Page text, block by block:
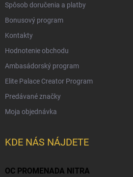
Spôsob doručenia a platby
Bonusový program
Kontakty
Hodnotenie obchodu
Ambasádorský program
Elite Palace Creator Program
Predávané značky
Moja objednávka
KDE NÁS NÁJDETE
OC PROMENADA NITRA